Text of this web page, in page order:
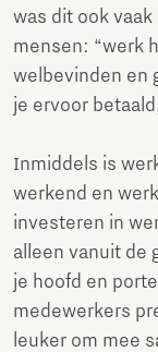
was dit ook
mensen: “werk
welbevinden en
je ervoor
Inmiddels is
werkend en
investeren in
alleen vanuit de
je hoofd en
medewerkers
leuker om mee